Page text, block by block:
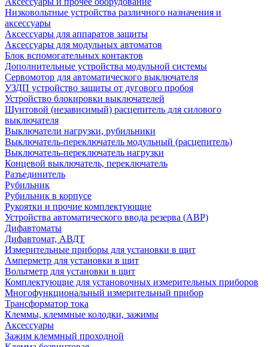
Низковольтные устройства различного назначения и
аксессуары
Аксессуары для аппаратов защиты
Аксессуары для модульных автоматов
Блок вспомогательных контактов
Дополнительные устройства модульной системы
Сервомотор для автоматического выключателя
УЗДП устройство защиты от дугового пробоя
Устройство блокировки выключателей
Шунтовой (независимый) расцепитель для силового
выключателя
Выключатели нагрузки, рубильники
Выключатель-переключатель модульный (расцепитель)
Выключатель-переключатель нагрузки
Концевой выключатель, переключатель
Разъединитель
Рубильник
Рубильник в корпусе
Рукоятки и прочие комплектующие
Устройства автоматического ввода резерва (АВР)
Дифавтоматы
Дифавтомат, АВДТ
Измерительные приборы для установки в щит
Амперметр для установки в щит
Вольтметр для установки в щит
Комплектующие для установочных измерительных приборов
Многофункциональный измерительный прибор
Трансформатор тока
Клеммы, клеммные колодки, зажимы
Аксессуары
Зажим клеммный проходной